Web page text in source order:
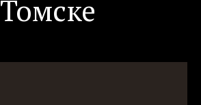
Томске